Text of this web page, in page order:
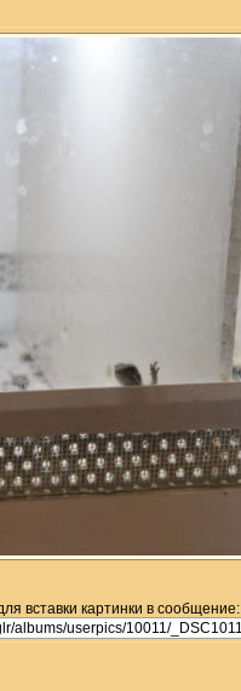
вставки картинки в сообщение: